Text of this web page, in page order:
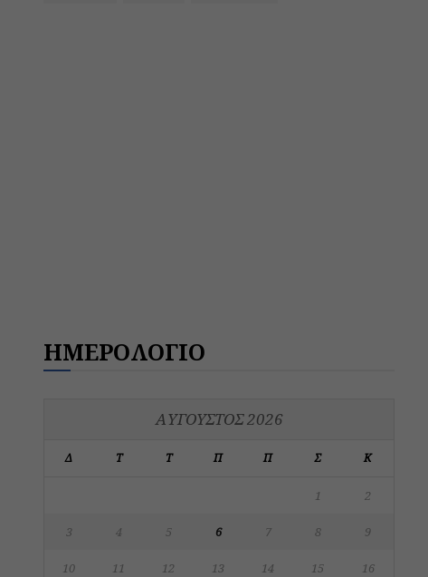
ΗΜΕΡΟΛΟΓΙΟ
ΑΎΓΟΥΣΤΟΣ 2026
Δ Τ Τ Π Π Σ Κ
1 2
3 4 5 6 7 8 9
10 11 12 13 14 15 16